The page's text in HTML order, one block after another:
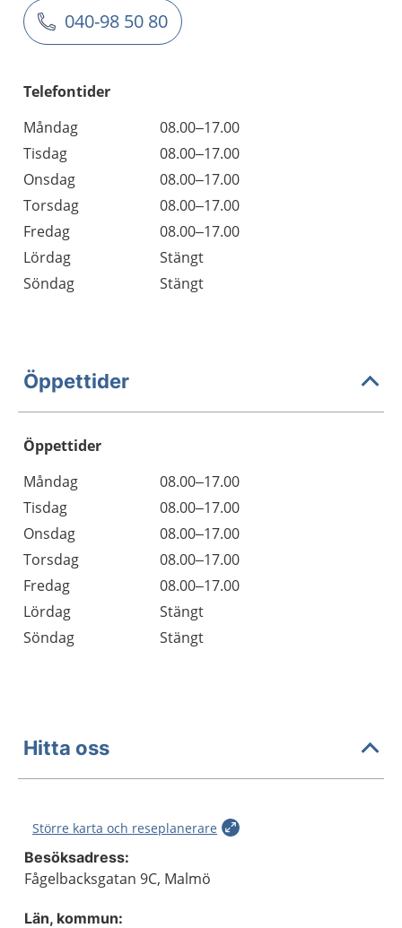
040-98 50 80
Telefontider
Måndag
08.00–17.00
Tisdag
08.00–17.00
Onsdag
08.00–17.00
Torsdag
08.00–17.00
Fredag
08.00–17.00
Lördag
Stängt
Söndag
Stängt
Öppettider
Öppettider
Dag
Öppettider
Kommentarer
Måndag
08.00–17.00
Tisdag
08.00–17.00
Onsdag
08.00–17.00
Torsdag
08.00–17.00
Fredag
08.00–17.00
Lördag
Stängt
Söndag
Stängt
Hitta oss
Större karta och reseplanerare
Besöksadress:
Fågelbacksgatan 9C, Malmö
Län, kommun: